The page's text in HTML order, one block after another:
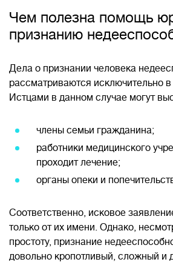
Чем полезна помощь
признанию
Дела о признании человека
рассматриваются исключительно
Истцами в данном случае могут
члены семьи гражданина;
работники медицинского
проходит лечение;
органы опеки и
Соответственно, исковое
только от их имени. Однако,
простоту, признание
довольно кропотливый, сложный и